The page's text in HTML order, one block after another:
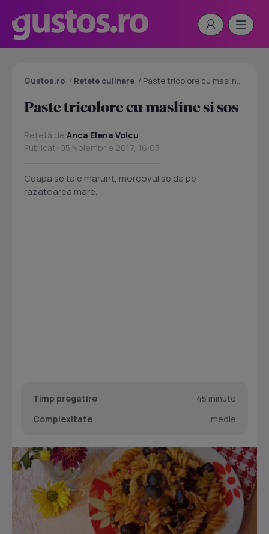
Gustos.ro / Retete culinare / Paste tricolore cu masline si sos
Paste tricolore cu masline si sos
Rețetă de Anca Elena Voicu
Publicat: 05 Noiembrie 2017, 16:05
Ceapa se taie marunt, morcovul se da pe
razatoarea mare.
Timp pregatire
45 minute
Complexitate
medie